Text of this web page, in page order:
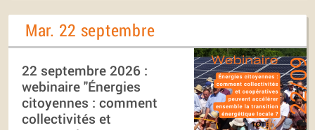
Mar. 22 septembre
22 septembre 2026 :
webinaire "Énergies
citoyennes : comment
collectivités et